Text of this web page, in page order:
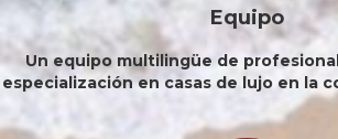
Equipo
Un equipo multilingüe de
especialización en casas de lujo en la